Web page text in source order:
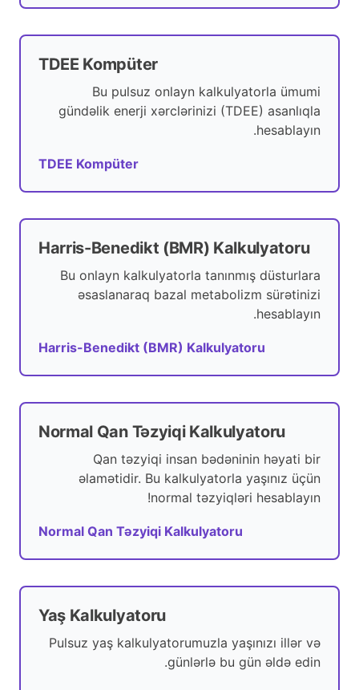
TDEE Kompüter
Bu pulsuz onlayn kalkulyatorla ümumi
gündəlik enerji xərclərinizi (TDEE) asanlıqla
hesablayın.
TDEE Kompüter
Harris-Benedikt (BMR) Kalkulyatoru
Bu onlayn kalkulyatorla tanınmış düsturlara
əsaslanaraq bazal metabolizm sürətinizi
hesablayın.
Harris-Benedikt (BMR) Kalkulyatoru
Normal Qan Təzyiqi Kalkulyatoru
Qan təzyiqi insan bədəninin həyati bir
əlamətidir. Bu kalkulyatorla yaşınız üçün
normal təzyiqləri hesablayın!
Normal Qan Təzyiqi Kalkulyatoru
Yaş Kalkulyatoru
Pulsuz yaş kalkulyatorumuzla yaşınızı illər və
günlərlə bu gün əldə edin.